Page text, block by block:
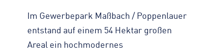
Im Gewerbepark Maßbach / Poppenlauer
entstand auf einem 54 Hektar großen
Areal ein hochmodernes